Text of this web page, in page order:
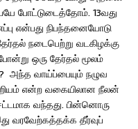
போட்டுடைத்தோம். 13வது
என்பது நிபந்தனையோடு
நடைபெற்று வடகிழக்கு
ஒரு தேர்தல் மூலம்
அந்த வாய்ப்பையும் நழுவ
என்ற வகையிலான நீலன்
வந்தது. பின்னொரு
வரவேற்கத்தக்க தீர்வுப்